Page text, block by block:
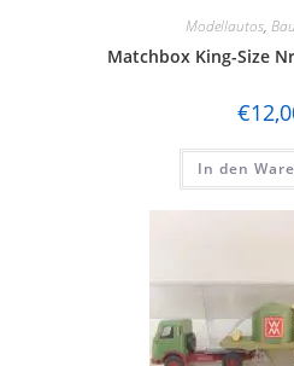
Modellautos,
Matchbox King-Size
€
In den